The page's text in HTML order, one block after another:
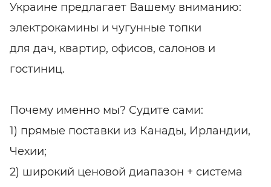
Украине предлагает Вашему вниманию:
электрокамины и чугунные топки
для дач, квартир, офисов, салонов и
гостиниц.
Почему именно мы? Судите сами:
1) прямые поставки из Канады, Ирландии,
Чехии;
2) широкий ценовой диапазон + система